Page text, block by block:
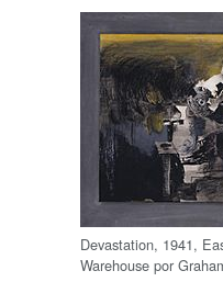
Devastation, 1941,
Warehouse por